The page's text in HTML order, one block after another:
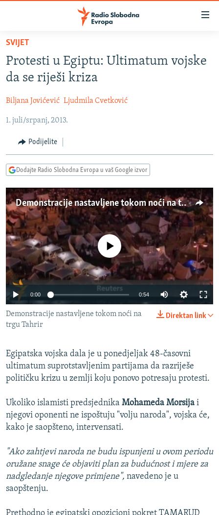
Pređite
glavni
sadržaj
na
navigaciju
Pređite
pretragu
BOSNA I HERCEGOVINA
KOSOVO
CRNA GORA
VIZUELNO
FOTOGALERIJE
INFOGRAFIKE
PODCASTI
RAT U UKRAJINI
KINA NA BALKANU
RSE PRIČE IZ SVIJETA
ISPRIČAJ MI
DNEVNO@RSE
SPECIJALI RSE
VIŠE OD NASLOVA
GENOCID U SREBRENICI
POPLAVE I KLIZIŠTA U BIH 2024.
POST SCRIPTUM
MOJA EVROPA
SVE KARTE DEJTONA
NASTANAK I RASPAD JUGOSLAVIJE
PRATITE NAS
SVIJET
Protesti u Egiptu: Ultimatum vojske
da se riješi kriza
Biljana Jovićević Ljudmila Cvetković
1. juli/srpanj, 2013.
Podijelite
Dodajte Radio Slobodna Evropa u vaš Google izvor
Demonstracije nastavljene tokom noći na trgu Tahrir
No media source currently available
0:00 0:54
Direktan link
Demonstracije nastavljene tokom noći na
trgu Tahrir
Egipatska vojska dala je u ponedjeljak 48-časovni
ultimatum suprotstavljenim partijama da razriješe
političku krizu u zemlji koju ponovo potresaju protesti.
Ukoliko islamisti predsjednika Mohameda Morsija i
njegovi oponenti ne ispoštuju "volju naroda", vojska će,
kako je saopšteno, intervensati.
"Ako zahtjevi naroda ne budu ispunjeni u ovom periodu
oružane snage će objaviti plan za budućnost i mjere za
nadgledanje njegove primjene", navedeno je u
saopštenju.